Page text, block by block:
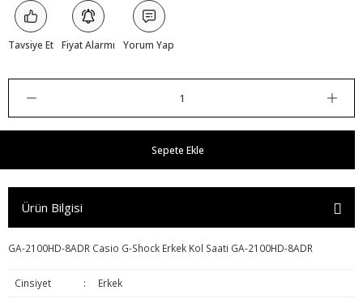
Tavsiye Et Fiyat Alarmı Yorum Yap
Sepete Ekle
Ürün Bilgisi
GA-2100HD-8ADR Casio G-Shock Erkek Kol Saati GA-2100HD-8ADR
Cinsiyet : Erkek